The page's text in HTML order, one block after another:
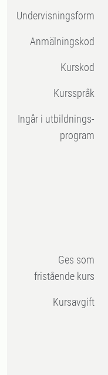
Undervisningsform
Anmälningskod
Kurskod
Kursspråk
Ingår i utbildnings-
program
Ges som
fristående kurs
Kursavgift